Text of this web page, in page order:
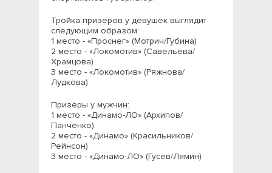
Тройка призеров у девушек выглядит
следующим образом:
1 место - «Проснег» (Мотрич/Губина)
2 место - «Локомотив» (Савельева/
Храмцова)
3 место - «Локомотив» (Ряжнова/
Лудкова)
Призёры у мужчин:
1 место - «Динамо-ЛО» (Архипов/
Панченко)
2 место - «Динамо» (Красильников/
Рейнсон)
3 место - «Динамо-ЛО» (Гусев/Лямин)